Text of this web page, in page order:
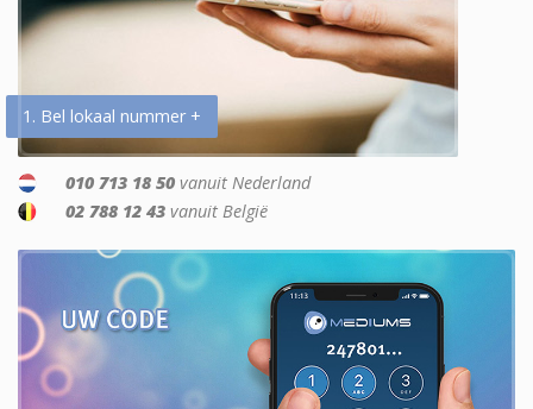
1. Bel lokaal nummer +
010 713 18 50 vanuit Nederland
02 788 12 43 vanuit België